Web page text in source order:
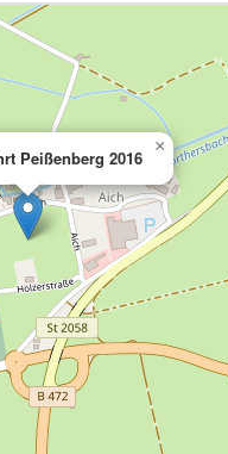
Peißenberg 2016
×